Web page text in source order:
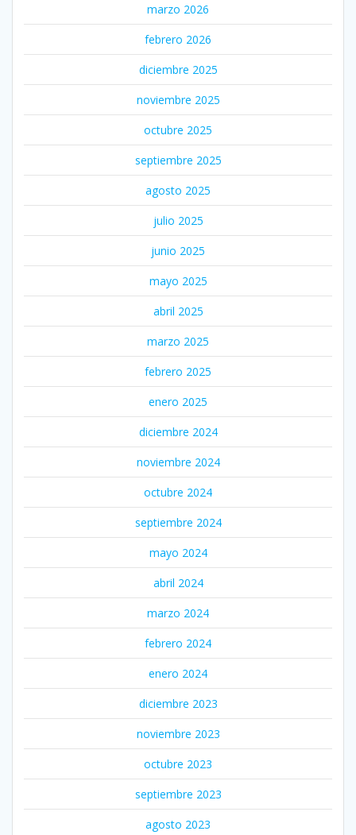
marzo 2026
febrero 2026
diciembre 2025
noviembre 2025
octubre 2025
septiembre 2025
agosto 2025
julio 2025
junio 2025
mayo 2025
abril 2025
marzo 2025
febrero 2025
enero 2025
diciembre 2024
noviembre 2024
octubre 2024
septiembre 2024
mayo 2024
abril 2024
marzo 2024
febrero 2024
enero 2024
diciembre 2023
noviembre 2023
octubre 2023
septiembre 2023
agosto 2023